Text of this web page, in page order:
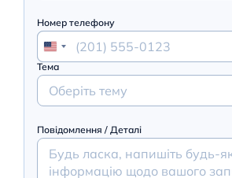
Номер телефону
Тема
Оберіть тему
Повідомлення / Деталі